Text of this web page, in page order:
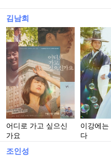
김남희
어디로 가고 싶으신
가요
이강에는
다
조인성